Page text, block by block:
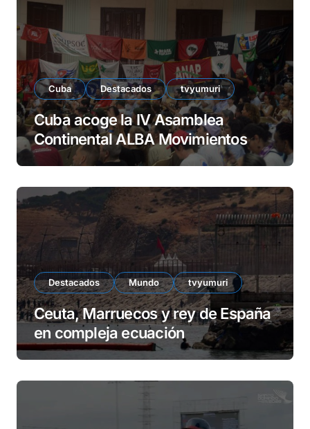
Cuba Destacados tvyumuri
Cuba acoge la IV Asamblea
Continental ALBA Movimientos
Destacados Mundo tvyumuri
Ceuta, Marruecos y rey de España
en compleja ecuación